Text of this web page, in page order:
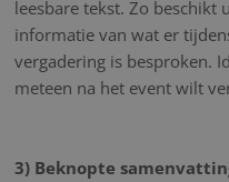
leesbare tekst. Zo beschikt
informatie van wat er
vergadering is besproken.
meteen na het event wilt
3) Beknopte